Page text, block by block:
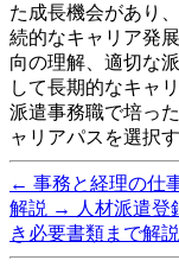
た成長機会があり
続的なキャリア発
向の理解、適切な
して長期的なキャ
派遣事務職で培っ
ャリアパスを選択
← 事務と経理の仕
解説 → 人材派遣登
き必要書類まで解説